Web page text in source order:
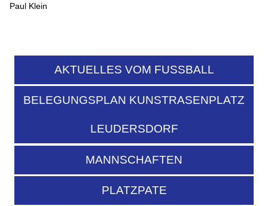
Paul Klein
AKTUELLES VOM FUSSBALL
BELEGUNGSPLAN KUNSTRASENPLATZ
LEUDERSDORF
MANNSCHAFTEN
PLATZPATE